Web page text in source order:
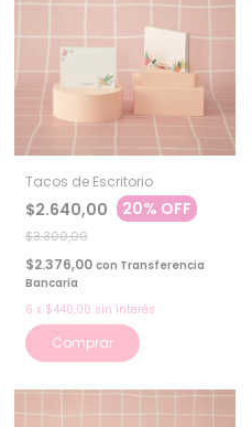
Tacos de Escritorio
$2.640,00 20% OFF
$3.300,00
$2.376,00 con Transferencia
Bancaria
6 x $440,00 sin interés
Comprar